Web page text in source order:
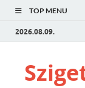
TOP MENU
2026.08.09.